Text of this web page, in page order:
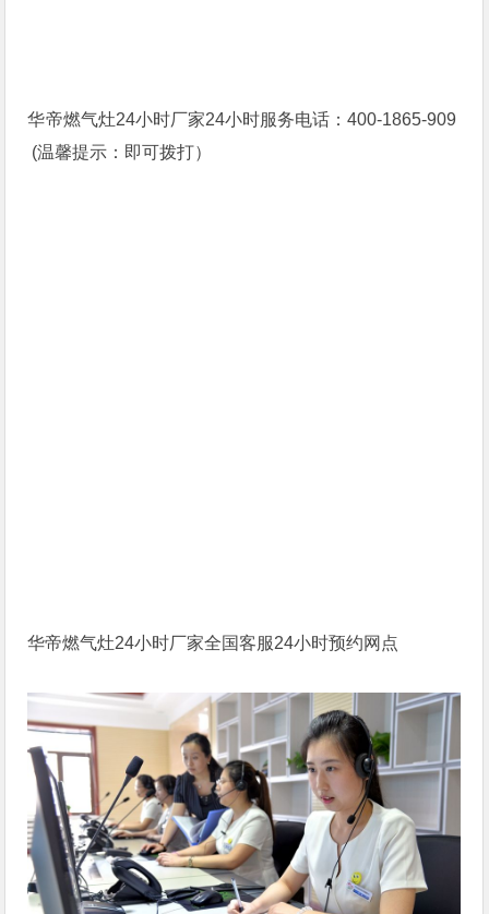
华帝燃气灶24小时厂家24小时服务电话：400-1865-909
(温馨提示：即可拨打）
华帝燃气灶24小时厂家全国客服24小时预约网点